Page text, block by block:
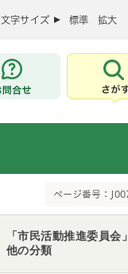
文字サイズ 標準 拡大
お問合せ
さ
ページ番号：
「市民活動推進委員会
他の分類